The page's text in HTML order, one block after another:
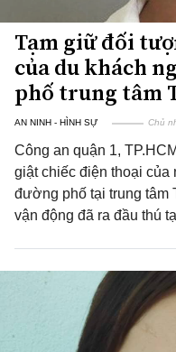
Tạm giữ đối
của du khách
phố trung tâm
AN NINH - HÌNH SỰ Chủ
Công an quận 1,
giật chiếc điện thoại
đường phố tại trung tâm
vận động đã ra đầu thú